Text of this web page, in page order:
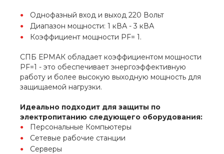
Однофазный вход и выход 220 Вольт
Диапазон мощности: 1 кВА - 3 кВА
Коэффициент мощности PF= 1.
СПБ ЕРМАК обладает коэффициентом мощности
PF=1 - это обеспечивает энергоэффективную
работу и более высокую выходную мощность для
защищаемой нагрузки.
Идеально подходит для защиты по
электропитанию следующего оборудования:
Персональные Компьютеры
Сетевые рабочие станции
Серверы